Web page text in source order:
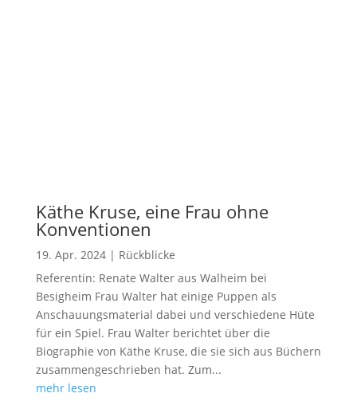
Käthe Kruse, eine Frau ohne
Konventionen
19. Apr. 2024| Rückblicke
Referentin: Renate Walter aus Walheim bei
Besigheim Frau Walter hat einige Puppen als
Anschauungsmaterial dabei und verschiedene Hüte
für ein Spiel. Frau Walter berichtet über die
Biographie von Käthe Kruse, die sie sich aus Büchern
zusammengeschrieben hat. Zum...
mehr lesen